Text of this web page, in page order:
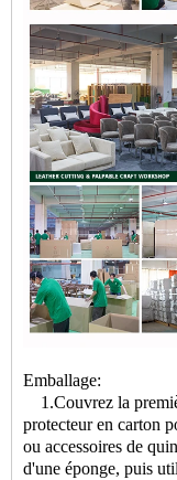
Emballage:
1.Couvrez la
protecteur en carton
ou accessoires de
d'une éponge, puis